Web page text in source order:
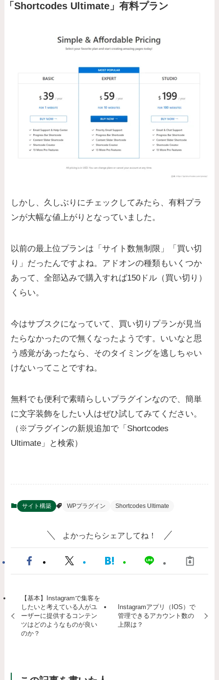
「Shortcodes Ultimate」有料プラン
しかし、久しぶりにチェックしてみたら、有料プラ
ンが大幅な値上がりとなっていました。
以前の最上位プランは「サイト数無制限」「買い切
り」だったんですよね。アドオンの種類もいくつか
あって、全部込みで購入すれば150ドル（買い切り）
くらい。
今はサブスクになっていて、買い切りプランが見当
たらなかったので無くなったようです。いいなと思
う感覚があったなら、そのタイミングを逃しちゃい
けないってことですね。
無料でも便利で素晴らしいプラグインなので、簡単
に文字装飾をしたい人はぜひ試してみてください。
（※プラグインの新規追加で「Shortcodes
Ultimate」と検索）
サイト構築 WPプラグイン Shortcodes Ultimate
よかったらシェアしてね！
【基本】Instagramで集客を
したいと考えている人がユ
ーザーに提供するコンテン
ツはどのようなものが良い
のか？
Instagramアプリ（IOS）で
管理できるアカウント数の
上限は？